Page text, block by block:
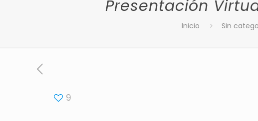
Presentación
Inicio Sin
9